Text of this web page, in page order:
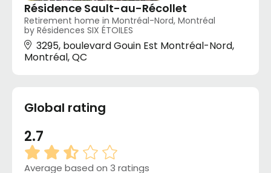
Résidence Sault-au-Récollet
Retirement home in Montréal-Nord, Montréal
by Résidences SIX ÉTOILES
3295, boulevard Gouin Est Montréal-Nord,
Montréal, QC
Global rating
2.7
Average based on 3 ratings